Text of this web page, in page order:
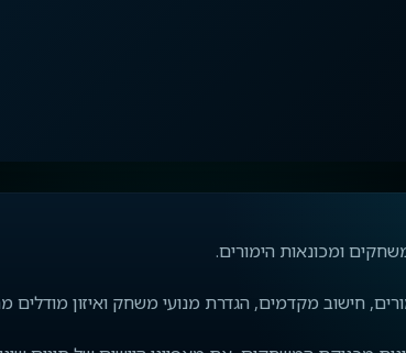
ומכונאות הימורים.
חישוב מקדמים, הגדרת מנועי משחק ואיזון